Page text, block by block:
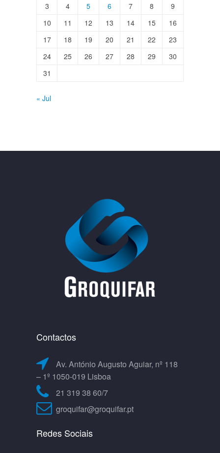
3
4 5 6 7 8
9
10
11 12 13 14 15
16
17
18 19 20 21 22
23
24
25 26 27 28 29
30
31
« Jul
Contactos
Av. António Augusto Aguiar, nº 118
– 1º 1050-019 Lisboa
21 319 38 60/7
groquifar@groquifar.pt
Redes Sociais